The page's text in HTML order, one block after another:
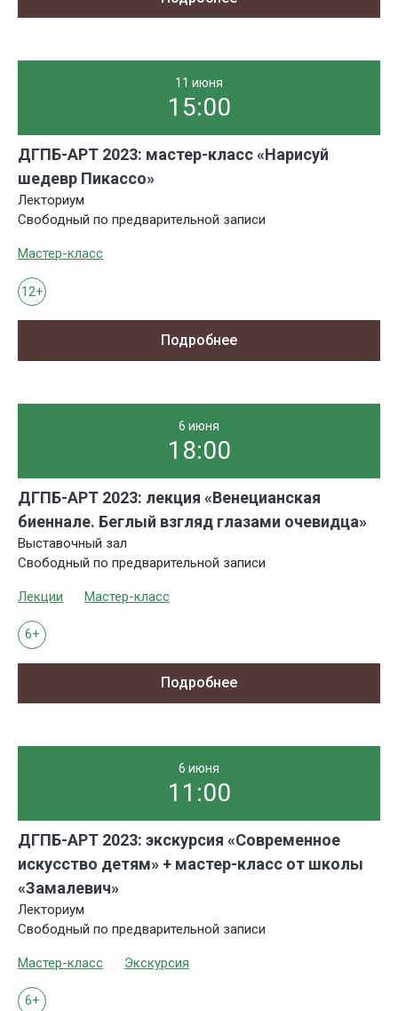
11 июня
15:00
ДГПБ-АРТ 2023: мастер-класс «Нарисуй
шедевр Пикассо»
Лекториум
Свободный по предварительной записи
Мастер-класс
12+
Подробнее
6 июня
18:00
ДГПБ-АРТ 2023: лекция «Венецианская
биеннале. Беглый взгляд глазами очевидца»
Выставочный зал
Свободный по предварительной записи
Лекции Мастер-класс
6+
Подробнее
6 июня
11:00
ДГПБ-АРТ 2023: экскурсия «Современное
искусство детям» + мастер-класс от школы
«Замалевич»
Лекториум
Свободный по предварительной записи
Мастер-класс Экскурсия
6+